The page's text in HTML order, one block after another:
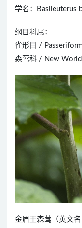
学名：Basileuterus
纲目科属：
雀形目 /
森莺科 / New
金眉王森莺（英文